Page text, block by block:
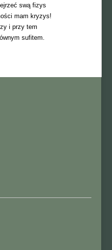
swą fizys
mam kryzys!
i przy tem
sufitem.